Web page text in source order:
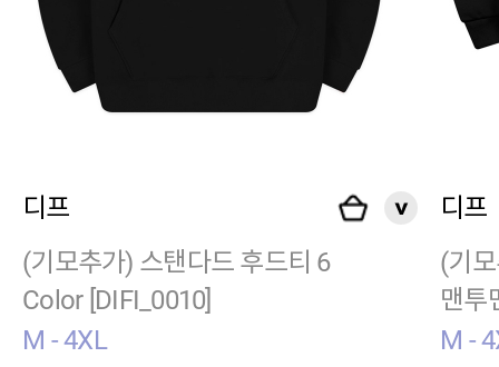
디프
(기모추가) 스탠다드 후드티 6
Color [DIFI_0010]
M - 4XL
디프
(기
맨투
M -